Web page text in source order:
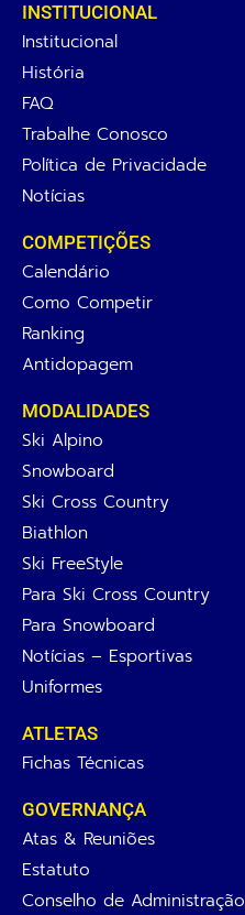
INSTITUCIONAL
Institucional
História
FAQ
Trabalhe Conosco
Política de Privacidade
Notícias
COMPETIÇÕES
Calendário
Como Competir
Ranking
Antidopagem
MODALIDADES
Ski Alpino
Snowboard
Ski Cross Country
Biathlon
Ski FreeStyle
Para Ski Cross Country
Para Snowboard
Notícias – Esportivas
Uniformes
ATLETAS
Fichas Técnicas
GOVERNANÇA
Atas & Reuniões
Estatuto
Conselho de Administração